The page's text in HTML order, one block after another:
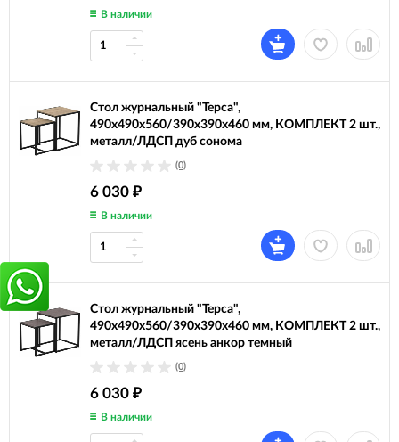
В наличии
Стол журнальный "Терса",
490х490х560/390х390х460 мм, КОМПЛЕКТ 2 шт.,
металл/ЛДСП дуб сонома
(0)
6 030 ₽
В наличии
Стол журнальный "Терса",
490х490х560/390х390х460 мм, КОМПЛЕКТ 2 шт.,
металл/ЛДСП ясень анкор темный
(0)
6 030 ₽
В наличии